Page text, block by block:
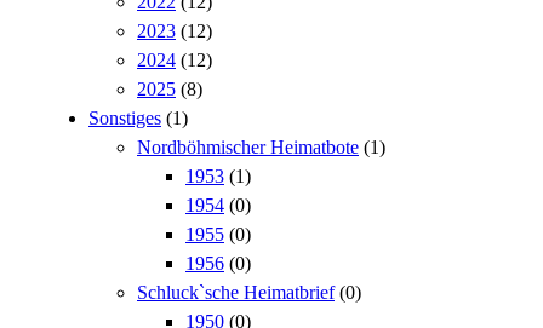
2023 (12)
2024 (12)
2025 (8)
Sonstiges (1)
Nordböhmischer Heimatbote (1)
1953 (1)
1954 (0)
1955 (0)
1956 (0)
Schluck`sche Heimatbrief (0)
1950 (0)